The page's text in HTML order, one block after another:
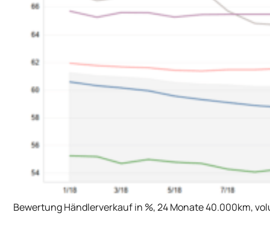
Bewertung Händlerverkauf in %, 24 Monate 40.000km,